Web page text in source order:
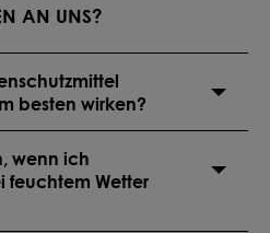
AN UNS?
besten wirken?
wenn ich
feuchtem Wetter